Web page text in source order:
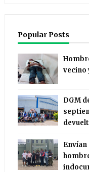
Popular Posts
vecino
DGM